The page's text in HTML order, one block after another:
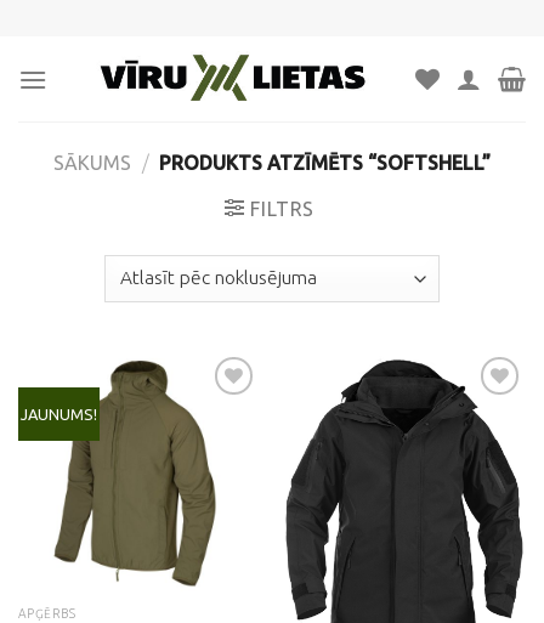
content
SĀKUMS / PRODUKTS ATZĪMĒTS “SOFTSHELL”
FILTRS
JAUNUMS!
Pievienot
vēlmju
sarakstam
APĢĒRBS
Pievienot
vēlmju
sarakstam